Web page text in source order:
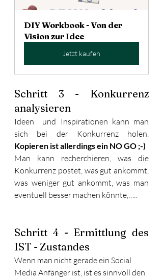
DIY Workbook - Von der
Vision zur Idee
Jetzt kaufen
Schritt 3 - Konkurrenz
analysieren
Ideen  und Inspirationen kann man
Kopieren ist allerdings ein NO GO ;-)
Man kann recherchieren, was die
Konkurrenz postet, was gut ankommt,
was weniger gut ankommt, was man
eventuell besser machen könnte,…..
Schritt 4 - Ermittlung des
IST - Zustandes
Wenn man nicht gerade ein Social
Media Anfänger ist, ist es sinnvoll den